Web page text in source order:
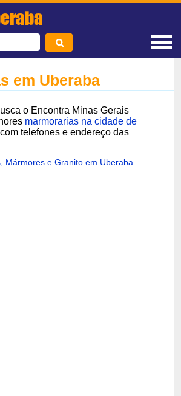
em Uberaba
o Encontra Minas Gerais
marmorarias na cidade de
telefones e endereço das
Mármores e Granito em Uberaba